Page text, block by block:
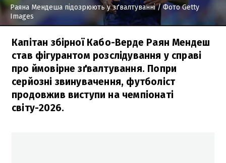
Раяна Мендеша підозрюють у зґвалтуванні/ Фото Getty
Images
Капітан збірної Кабо-Верде Раян Мендеш
став фігурантом розслідування у справі
про ймовірне зґвалтування. Попри
серйозні звинувачення, футболіст
продовжив виступи на чемпіонаті
світу-2026.